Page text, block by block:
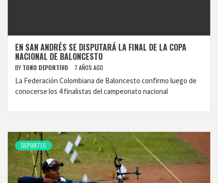
EN SAN ANDRÉS SE DISPUTARÁ LA FINAL DE LA COPA
NACIONAL DE BALONCESTO
BY TONO DEPORTIVO 7 AÑOS AGO
La Federación Colombiana de Baloncesto confirmo luego de
conocerse los 4 finalistas del campeonato nacional
DEPORTES